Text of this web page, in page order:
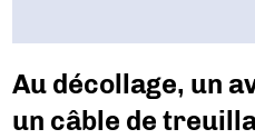
Au décollage, un
un câble de